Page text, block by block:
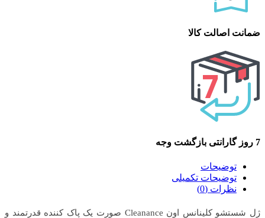
ضمانت اصالت کالا
7 روز گارانتی بازگشت وجه
توضیحات
توضیحات تکمیلی
نظرات (0)
ژل شستشو کلینانس اون Cleanance صورت یک پاک کننده قدرتمند و